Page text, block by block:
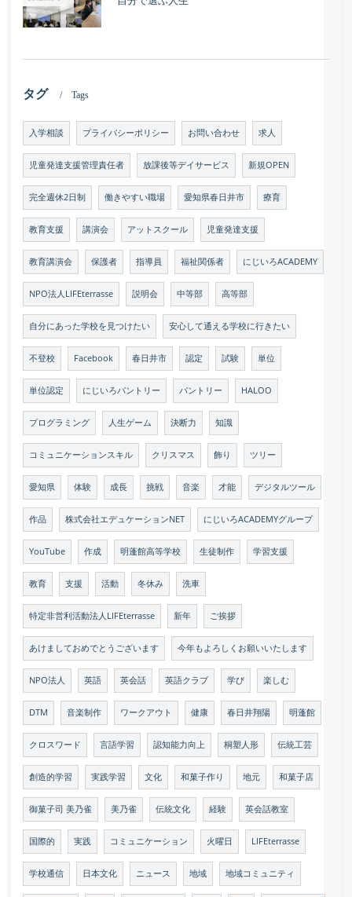
タグ Tags
入学相談 プライバシーポリシー お問い合わせ 求人
児童発達支援管理責任者 放課後等デイサービス 新規OPEN
完全週休2日制 働きやすい職場 愛知県春日井市 療育
教育支援 講演会 アットスクール 児童発達支援
教育講演会 保護者 指導員 福祉関係者 にじいろACADEMY
NPO法人LIFEterrasse 説明会 中等部 高等部
自分にあった学校を見つけたい 安心して通える学校に行きたい
不登校 Facebook 春日井市 認定 試験 単位
単位認定 にじいろパントリー パントリー HALOO
プログラミング 人生ゲーム 決断力 知識
コミュニケーションスキル クリスマス 飾り ツリー
愛知県 体験 成長 挑戦 音楽 才能 デジタルツール
作品 株式会社エデュケーションNET にじいろACADEMYグループ
YouTube 作成 明蓬館高等学校 生徒制作 学習支援
教育 支援 活動 冬休み 洗車
特定非営利活動法人LIFEterrasse 新年 ご挨拶
あけましておめでとうございます 今年もよろしくお願いいたします
NPO法人 英語 英会話 英語クラブ 学び 楽しむ
DTM 音楽制作 ワークアウト 健康 春日井翔陽 明蓬館
クロスワード 言語学習 認知能力向上 桐塑人形 伝統工芸
創造的学習 実践学習 文化 和菓子作り 地元 和菓子店
御菓子司 美乃雀 美乃雀 伝統文化 経験 英会話教室
国際的 実践 コミュニケーション 火曜日 LIFEterrasse
学校通信 日本文化 ニュース 地域 地域コミュニティ